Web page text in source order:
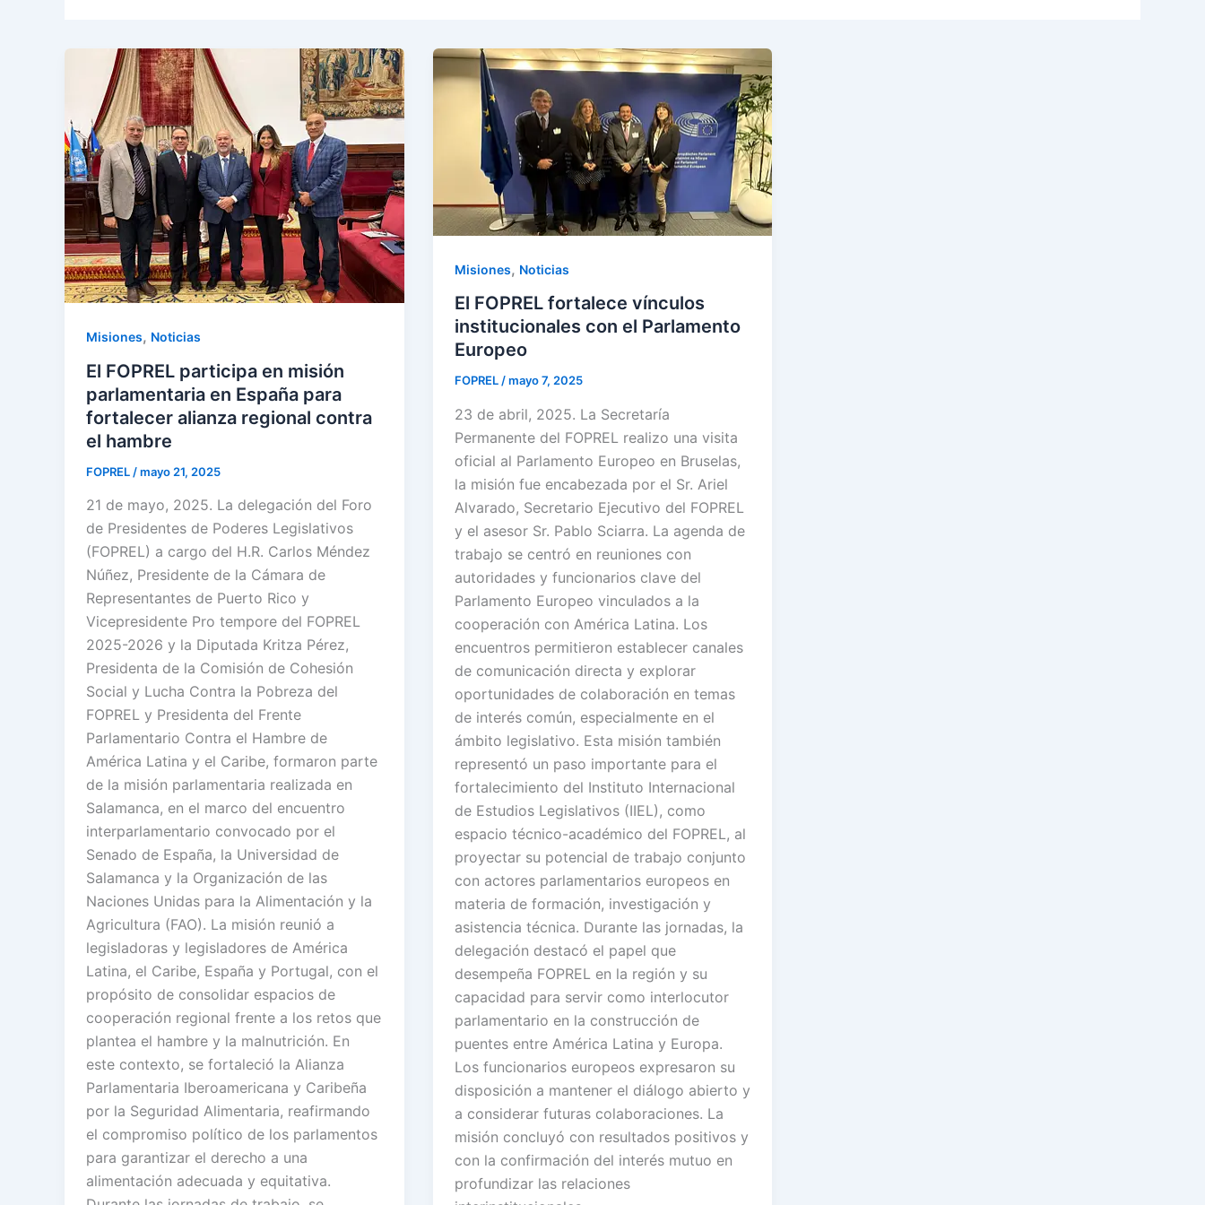
Misiones, Noticias
El FOPREL participa en misión
parlamentaria en España para
fortalecer alianza regional contra
el hambre
FOPREL /mayo 21, 2025
21 de mayo, 2025. La delegación del Foro
de Presidentes de Poderes Legislativos
(FOPREL) a cargo del H.R. Carlos Méndez
Núñez, Presidente de la Cámara de
Representantes de Puerto Rico y
Vicepresidente Pro tempore del FOPREL
2025-2026 y la Diputada Kritza Pérez,
Presidenta de la Comisión de Cohesión
Social y Lucha Contra la Pobreza del
FOPREL y Presidenta del Frente
Parlamentario Contra el Hambre de
América Latina y el Caribe, formaron parte
de la misión parlamentaria realizada en
Salamanca, en el marco del encuentro
interparlamentario convocado por el
Senado de España, la Universidad de
Salamanca y la Organización de las
Naciones Unidas para la Alimentación y la
Agricultura (FAO). La misión reunió a
legisladoras y legisladores de América
Latina, el Caribe, España y Portugal, con el
propósito de consolidar espacios de
cooperación regional frente a los retos que
plantea el hambre y la malnutrición. En
este contexto, se fortaleció la Alianza
Parlamentaria Iberoamericana y Caribeña
por la Seguridad Alimentaria, reafirmando
el compromiso político de los parlamentos
para garantizar el derecho a una
alimentación adecuada y equitativa.
Misiones, Noticias
El FOPREL fortalece vínculos
institucionales con el Parlamento
Europeo
FOPREL/mayo 7, 2025
23 de abril, 2025. La Secretaría
Permanente del FOPREL realizo una visita
oficial al Parlamento Europeo en Bruselas,
la misión fue encabezada por el Sr. Ariel
Alvarado, Secretario Ejecutivo del FOPREL
y el asesor Sr. Pablo Sciarra. La agenda de
trabajo se centró en reuniones con
autoridades y funcionarios clave del
Parlamento Europeo vinculados a la
cooperación con América Latina. Los
encuentros permitieron establecer canales
de comunicación directa y explorar
oportunidades de colaboración en temas
de interés común, especialmente en el
ámbito legislativo. Esta misión también
representó un paso importante para el
fortalecimiento del Instituto Internacional
de Estudios Legislativos (IIEL), como
espacio técnico-académico del FOPREL, al
proyectar su potencial de trabajo conjunto
con actores parlamentarios europeos en
materia de formación, investigación y
asistencia técnica. Durante las jornadas, la
delegación destacó el papel que
desempeña FOPREL en la región y su
capacidad para servir como interlocutor
parlamentario en la construcción de
puentes entre América Latina y Europa.
Los funcionarios europeos expresaron su
disposición a mantener el diálogo abierto y
a considerar futuras colaboraciones. La
misión concluyó con resultados positivos y
con la confirmación del interés mutuo en
profundizar las relaciones